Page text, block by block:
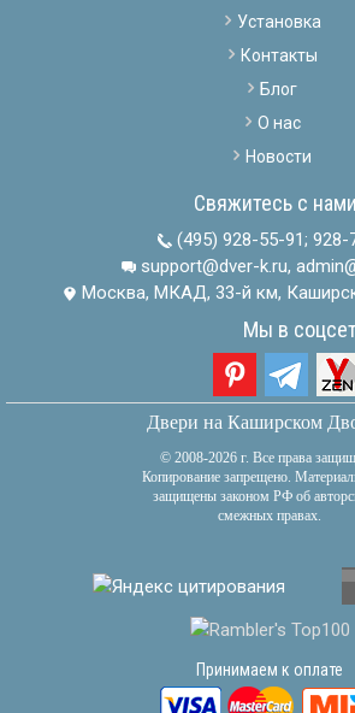
Установка
Контакты
Блог
О нас
Новости
Свяжитесь с нами
(495) 928-55-91; 928-
support@dver-k.ru,
Москва, МКАД, 33-й км,
Мы в
Двери на Каширском
© 2008-2026 г. Все права
Копирование запрещено.
защищены законом РФ об
смежных правах.
Принимаем к оплате